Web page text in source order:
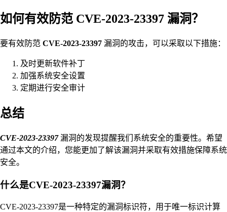
如何有效防范 CVE-2023-23397 漏洞？
要有效防范 CVE-2023-23397 漏洞的攻击，可以采取以下措施：
及时更新软件补丁
加强系统安全设置
定期进行安全审计
总结
CVE-2023-23397 漏洞的发现提醒我们系统安全的重要性。希望
通过本文的介绍，您能更加了解该漏洞并采取有效措施保障系统
安全。
什么是CVE-2023-23397漏洞？
CVE-2023-23397是一种特定的漏洞标识符，用于唯一标识计算